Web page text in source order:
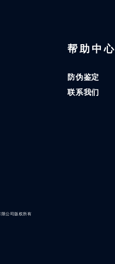
帮助中心
防伪鉴定
联系我们
限公司版权所有